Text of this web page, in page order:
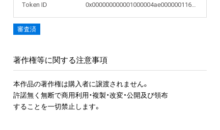
Token ID
0x000000000001000004ae0000001166ea
審査済
著作権等に関する注意事項
本作品の著作権は購入者に譲渡されません。
許諾無く無断で商用利用・複製・改変・公開及び領布
することを一切禁止します。